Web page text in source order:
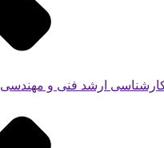
ارشد فنی و مهندسی